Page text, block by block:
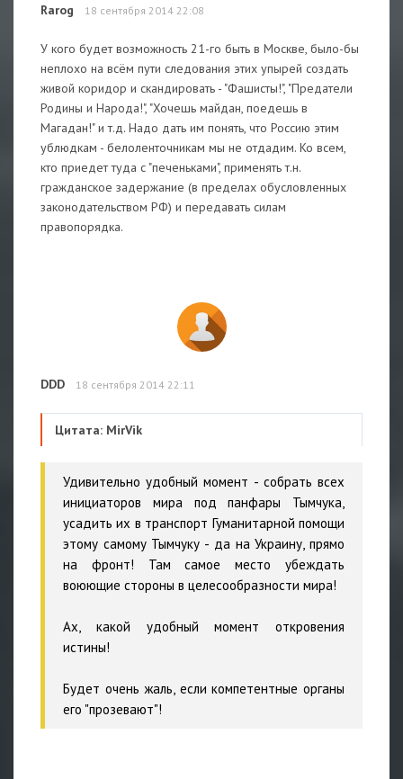
Rarog 18 сентября 2014 22:08
У кого будет возможность 21-го быть в Москве, было-бы
неплохо на всём пути следования этих упырей создать
живой коридор и скандировать - "Фашисты!", "Предатели
Родины и Народа!", "Хочешь майдан, поедешь в
Магадан!" и т.д. Надо дать им понять, что Россию этим
ублюдкам - белоленточникам мы не отдадим. Ко всем,
кто приедет туда с "печеньками", применять т.н.
гражданское задержание (в пределах обусловленных
законодательством РФ) и передавать силам
правопорядка.
DDD 18 сентября 2014 22:11
Цитата: MirVik
Удивительно удобный момент - собрать всех
инициаторов мира под панфары Тымчука,
усадить их в транспорт Гуманитарной помощи
этому самому Тымчуку - да на Украину, прямо
на фронт! Там самое место убеждать
воюющие стороны в целесообразности мира!
Ах, какой удобный момент откровения
истины!
Будет очень жаль, если компетентные органы
его "прозевают"!